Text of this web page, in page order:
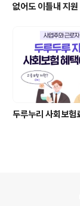
없어도 이틀내 지원
두루누리 사회보험